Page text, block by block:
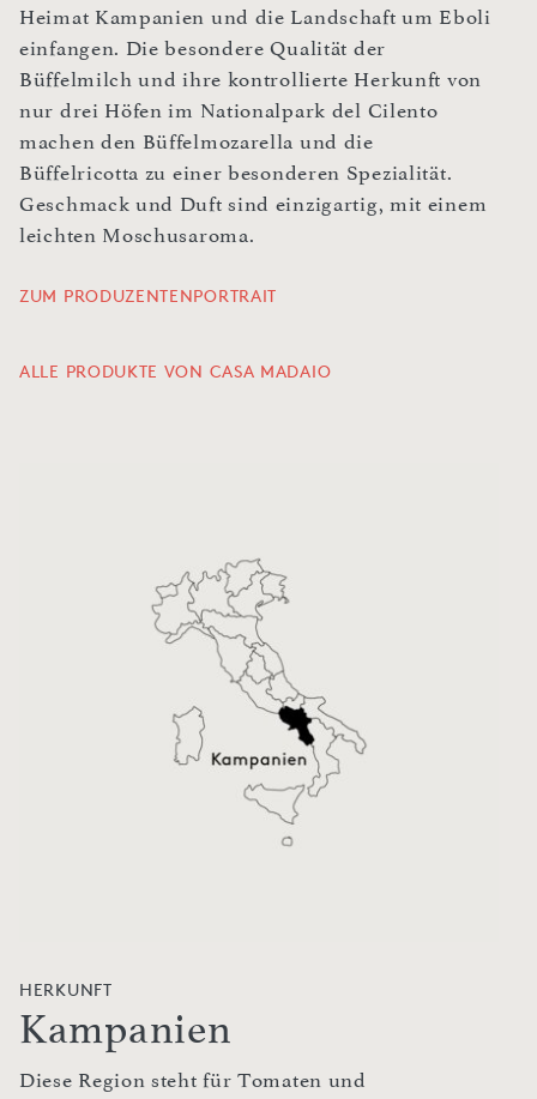
Heimat Kampanien und die Landschaft um Eboli
einfangen. Die besondere Qualität der
Büffelmilch und ihre kontrollierte Herkunft von
nur drei Höfen im Nationalpark del Cilento
machen den Büffelmozarella und die
Büffelricotta zu einer besonderen Spezialität.
Geschmack und Duft sind einzigartig, mit einem
leichten Moschusaroma.
ZUM PRODUZENTENPORTRAIT
ALLE PRODUKTE VON CASA MADAIO
HERKUNFT
Kampanien
Diese Region steht für Tomaten und